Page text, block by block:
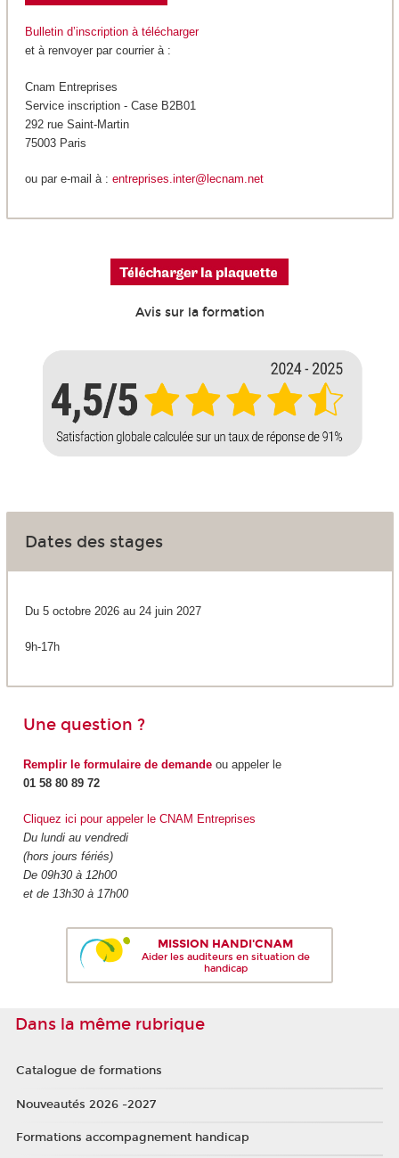
Bulletin d’inscription à télécharger
et à renvoyer par courrier à :
Cnam Entreprises
Service inscription - Case B2B01
292 rue Saint-Martin
75003 Paris
ou par e-mail à : entreprises.inter@lecnam.net
Avis sur la formation
Dates des stages
Du 5 octobre 2026 au 24 juin 2027
9h-17h
Une question ?
Remplir le formulaire de demandeou appeler le
01 58 80 89 72
Cliquez ici pour appeler le CNAM Entreprises
Du lundi au vendredi
(hors jours fériés)
De 09h30 à 12h00
et de 13h30 à 17h00
MISSION HANDI'CNAM
Aider les auditeurs en situation de
handicap
Dans la même rubrique
Catalogue de formations
Nouveautés 2026 -2027
Formations accompagnement handicap